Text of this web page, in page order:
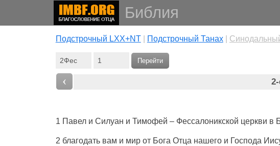
Библия
Подстрочный LXX+NT| Подстрочный Танах|
Перейти
‹
1 Павел и Силуан и Тимофей – Фессалоникской церкви в
2 благодать вам и мир от Бога Отца нашего и Господа